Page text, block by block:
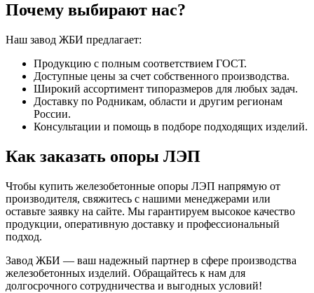
Почему выбирают нас?
Наш завод ЖБИ предлагает:
Продукцию с полным соответствием ГОСТ.
Доступные цены за счет собственного производства.
Широкий ассортимент типоразмеров для любых задач.
Доставку по Родникам, области и другим регионам
России.
Консультации и помощь в подборе подходящих изделий.
Как заказать опоры ЛЭП
Чтобы купить железобетонные опоры ЛЭП напрямую от
производителя, свяжитесь с нашими менеджерами или
оставьте заявку на сайте. Мы гарантируем высокое качество
продукции, оперативную доставку и профессиональный
подход.
Завод ЖБИ — ваш надежный партнер в сфере производства
железобетонных изделий. Обращайтесь к нам для
долгосрочного сотрудничества и выгодных условий!